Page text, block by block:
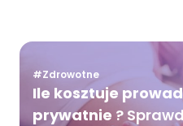
#Zdrowotne
Ile kosztuje
prywatnie ?